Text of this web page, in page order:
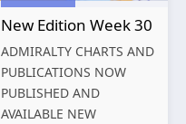
New Edition Week 30
ADMIRALTY CHARTS AND
PUBLICATIONS NOW
PUBLISHED AND
AVAILABLE NEW